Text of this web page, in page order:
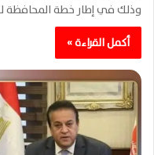
وذلك في إطار خطة المحافظة
أكمل القراءة »